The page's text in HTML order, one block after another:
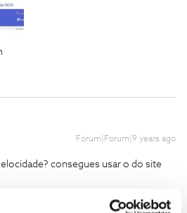
Forum|Forum|9 years ago
consegues usar o do site